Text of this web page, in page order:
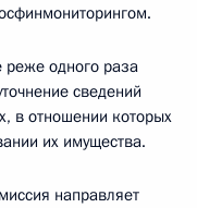
одного раза
сведений
в отношении которых
их имущества.
направляет